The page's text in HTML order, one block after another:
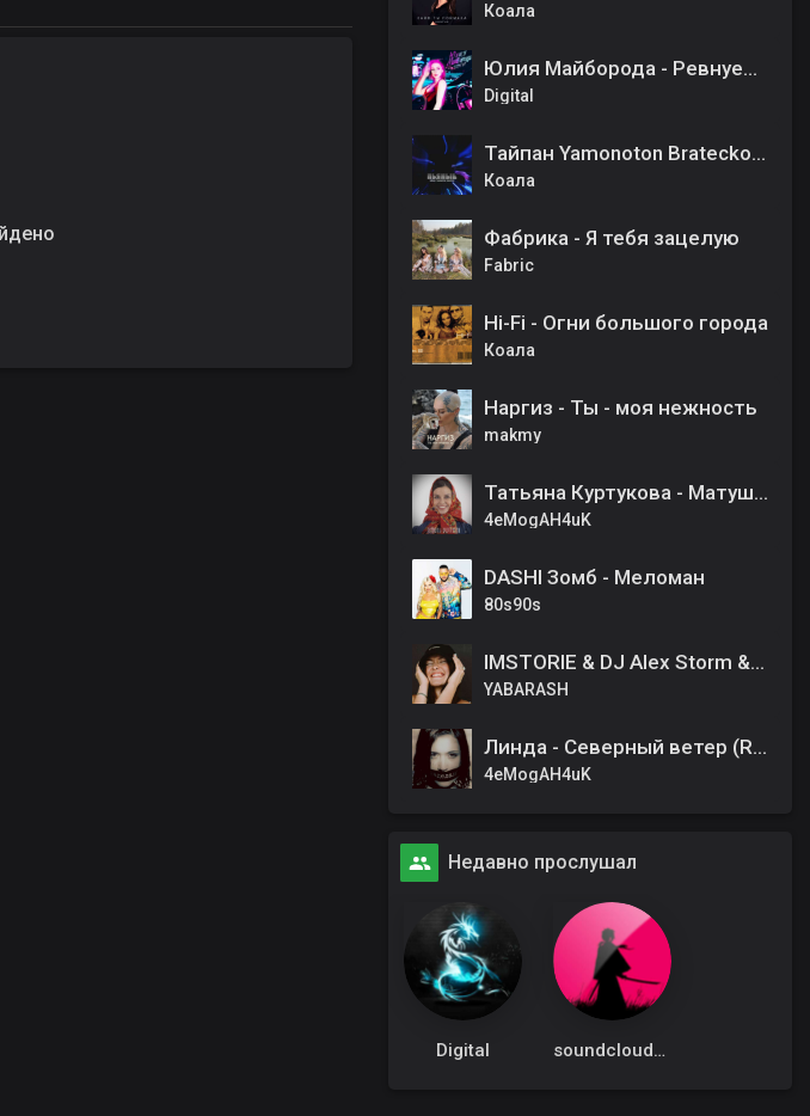
Коала
Юлия Майборода - Ревнуешь
Digital
Тайпан Yamonoton Bratecko - Пьяные
Коала
Фабрика - Я тебя зацелую
Fabric
Hi-Fi - Огни большого города
Коала
Наргиз - Ты - моя нежность
makmy
Татьяна Куртукова - Матушка
4eMogAH4uK
DASHI Зомб - Меломан
80s90s
IMSTORIE & DJ Alex Storm & Winstep - Жизни мало 2
YABARASH
Линда - Северный ветер (Remastered)
4eMogAH4uK
Недавно прослушал
Digital soundcloudadmin